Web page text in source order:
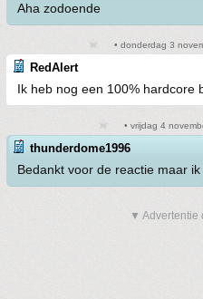
Aha zodoende
• donderdag 3
RedAlert
Ik heb nog een 100% hardcore
• vrijdag 4
thunderdome1996
Bedankt voor de reactie maar
▼ Advertentie